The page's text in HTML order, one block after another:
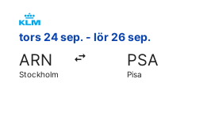
tors 24 sep. - lör 26 sep.
ARN
Stockholm
PSA
Pisa
Välj flyg med KLM, med avresa